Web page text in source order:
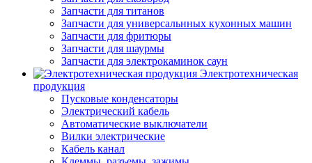
Запчасти для титанов
Запчасти для универсальнных кухонных машин
Запчасти для фритюры
Запчасти для шаурмы
Запчасти для электрокаминок саун
Электротехническая
продукция
Пусковые конденсаторы
Электрический кабель
Автоматические выключатели
Вилки электрические
Кабель канал